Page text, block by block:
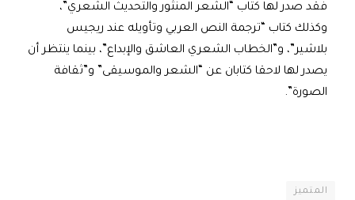
فقد صدر لها كتاب “الشعر المنثور والتحديث الشعري”،
وكذلك كتاب “ترجمة النص العربي وتأويله عند ريجيس
بلاشير”، و”الخطاب الشعري العاشق والإبداع”، بينما ينتظر أن
يصدر لها لاحقا كتابان عن “الشعر والموسيقى” و”ثقافة
الصورة”.
المتميز